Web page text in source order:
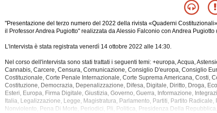
"Presentazione del terzo numero del 2022 della rivista «Quaderni
il Professor Andrea Pugiotto" realizzata da Alessio Falconio con Andrea Pugiotto
L'intervista è stata registrata venerdì 14 ottobre 2022 alle 14:30.
Nel corso dell'intervista sono stati trattati i seguenti temi: +europa, Acqua,
Cannabis, Carcere, Censura, Comunicazione, Consiglio D'europa, Consiglio
Costituzionale, Corte Penale Internazionale, Corte Suprema Americana, Costi,
Costituzione, Democrazia, Depenalizzazione, Difesa, Digitale, Diritto, Droga,
Esteri, Europa, Firma Digitale, Giustizia, Governo, Guerra, Informazione,
Italia, Legalizzazione, Legge, Magistratura, Parlamento, Partiti, Partito Radicale,
Nonviolento, Pena Di Morte, Periodici, Pli, Politica, Presidenza Della